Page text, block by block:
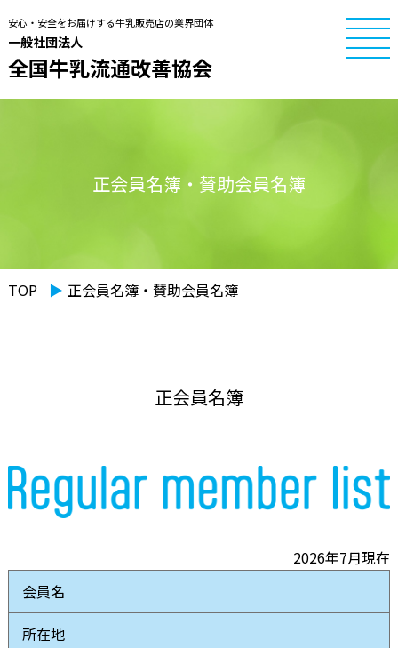
安心・安全をお届けする牛乳販売店の業界団体
一般社団法人
全国牛乳流通改善協会
正会員名簿・賛助会員名簿
TOP ▶︎ 正会員名簿・賛助会員名簿
正会員名簿
2026年7月現在
会員名
所在地